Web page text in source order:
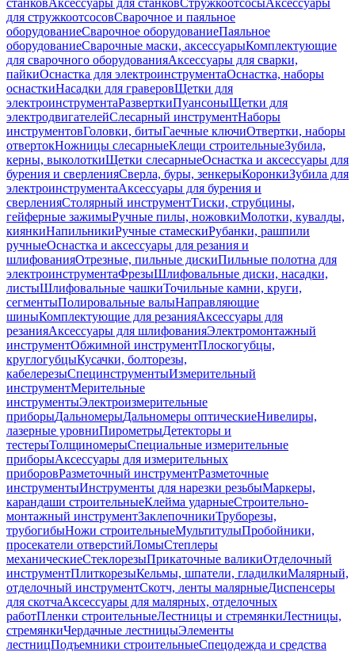
станковАксессуары для станковСтружкоотсосыАксессуары
для стружкоотсосовСварочное и паяльное
оборудованиеСварочное оборудованиеПаяльное
оборудованиеСварочные маски, аксессуарыКомплектующие
для сварочного оборудованияАксессуары для сварки,
пайкиОснастка для электроинструментаОснастка, наборы
оснасткиНасадки для граверовЩетки для
электроинструментаРазверткиПуансоныЩетки для
электродвигателейСлесарный инструментНаборы
инструментовГоловки, битыГаечные ключиОтвертки, наборы
отвертокНожницы слесарныеКлещи строительныеЗубила,
керны, выколоткиЩетки слесарныеОснастка и аксессуары для
бурения и сверленияСверла, буры, зенкерыКоронкиЗубила для
электроинструментаАксессуары для бурения и
сверленияСтолярный инструментТиски, струбцины,
гейферные зажимыРучные пилы, ножовкиМолотки, кувалды,
киянкиНапильникиРучные стамескиРубанки, рашпили
ручныеОснастка и аксессуары для резания и
шлифованияОтрезные, пильные дискиПильные полотна для
электроинструментаФрезыШлифовальные диски, насадки,
листыШлифовальные чашкиТочильные камни, круги,
сегментыПолировальные валыНаправляющие
шиныКомплектующие для резанияАксессуары для
резанияАксессуары для шлифованияЭлектромонтажный
инструментОбжимной инструментПлоскогубцы,
круглогубцыКусачки, болторезы,
кабелерезыСпецинструментыИзмерительный
инструментМерительные
инструментыЭлектроизмерительные
приборыДальномерыДальномеры оптическиеНивелиры,
лазерные уровниПирометрыДетекторы и
тестерыТолщиномерыСпециальные измерительные
приборыАксессуары для измерительных
приборовРазметочный инструментРазметочные
инструментыИнструменты для нарезки резьбыМаркеры,
карандаши строительныеКлейма ударныеСтроительно-
монтажный инструментЗаклепочникиТруборезы,
трубогибыНожи строительныеМультитулыПробойники,
просекатели отверстийЛомыСтеплеры
механическиеСтеклорезыПрикаточные валикиОтделочный
инструментПлиткорезыКельмы, шпатели, гладилкиМалярный,
отделочный инструментСкотч, ленты малярныеДиспенсеры
для скотчаАксессуары для малярных, отделочных
работПленки строительныеЛестницы и стремянкиЛестницы,
стремянкиЧердачные лестницыЭлементы
лестницПодъемники строительныеСпецодежда и средства